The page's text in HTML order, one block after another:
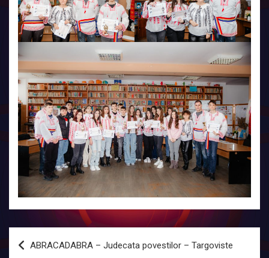
Navigare
ABRACADABRA – Judecata povestilor – Targoviste